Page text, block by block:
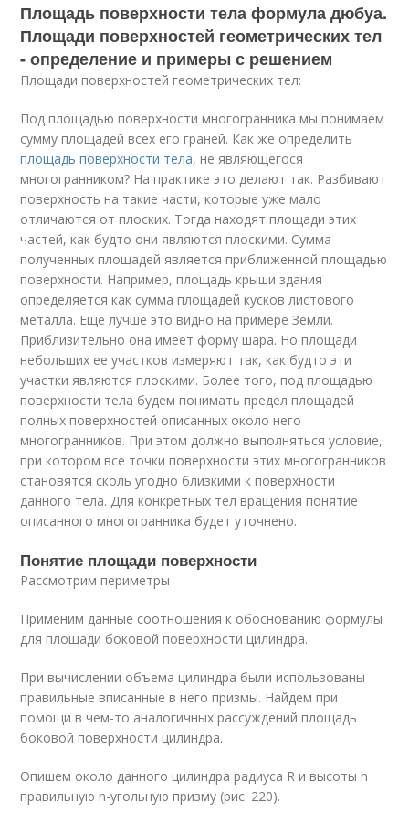
Площадь поверхности тела формула дюбуа.
Площади поверхностей геометрических тел
- определение и примеры с решением
Площади поверхностей геометрических тел:
Под площадью поверхности многогранника мы понимаем
сумму площадей всех его граней. Как же определить
площадь поверхности тела, не являющегося
многогранником? На практике это делают так. Разбивают
поверхность на такие части, которые уже мало
отличаются от плоских. Тогда находят площади этих
частей, как будто они являются плоскими. Сумма
полученных площадей является приближенной площадью
поверхности. Например, площадь крыши здания
определяется как сумма площадей кусков листового
металла. Еще лучше это видно на примере Земли.
Приблизительно она имеет форму шара. Но площади
небольших ее участков измеряют так, как будто эти
участки являются плоскими. Более того, под площадью
поверхности тела будем понимать предел площадей
полных поверхностей описанных около него
многогранников. При этом должно выполняться условие,
при котором все точки поверхности этих многогранников
становятся сколь угодно близкими к поверхности
данного тела. Для конкретных тел вращения понятие
описанного многогранника будет уточнено.
Понятие площади поверхности
Рассмотрим периметры
Применим данные соотношения к обоснованию формулы
для площади боковой поверхности цилиндра.
При вычислении объема цилиндра были использованы
правильные вписанные в него призмы. Найдем при
помощи в чем-то аналогичных рассуждений площадь
боковой поверхности цилиндра.
Опишем около данного цилиндра радиуса R и высоты h
правильную n-угольную призму (рис. 220).